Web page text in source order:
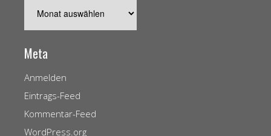
Meta
Anmelden
Eintrags-Feed
Kommentar-Feed
WordPress.org